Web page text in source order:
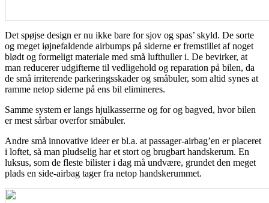
Det spøjse design er nu ikke bare for sjov og spas’ skyld. De sorte
og meget iøjnefaldende airbumps på siderne er fremstillet af noget
blødt og formeligt materiale med små lufthuller i. De bevirker, at
man reducerer udgifterne til vedligehold og reparation på bilen, da
de små irriterende parkeringsskader og småbuler, som altid synes at
ramme netop siderne på ens bil elimineres.
Samme system er langs hjulkasserrne og for og bagved, hvor bilen
er mest sårbar overfor småbuler.
Andre små innovative ideer er bl.a. at passager-airbag’en er placeret
i loftet, så man pludselig har et stort og brugbart handskerum. En
luksus, som de fleste bilister i dag må undvære, grundet den meget
plads en side-airbag tager fra netop handskerummet.